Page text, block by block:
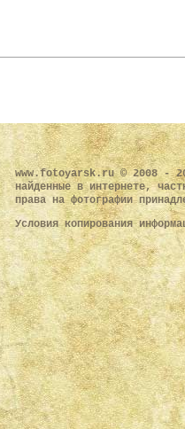
www.fotoyarsk.ru © 2008 -
найденные в интернете,
права на фотографии
Условия копирования